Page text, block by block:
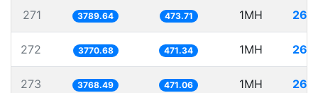
271 3789.64 473.71 1MH
272 3770.68 471.34 1MH
273 3768.49 471.06 1MH